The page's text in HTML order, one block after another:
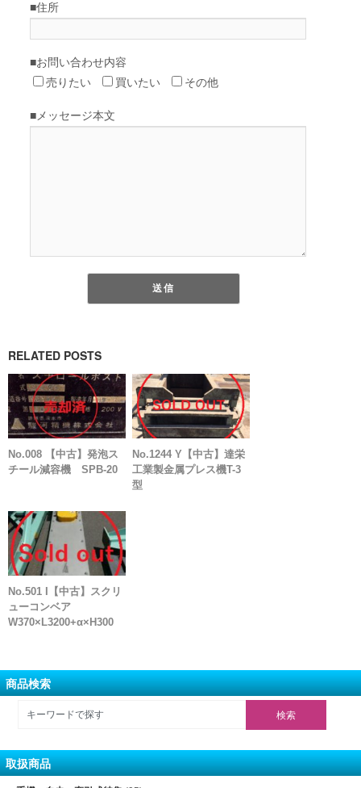
RELATED POSTS
No.008 【中古】発泡ス
チール減容機 SPB-20
No.1244 Y【中古】達栄
工業製金属プレス機T-3
型
No.501 I【中古】スクリ
ューコンベア
W370×L3200+α×H300
商品検索
取扱商品